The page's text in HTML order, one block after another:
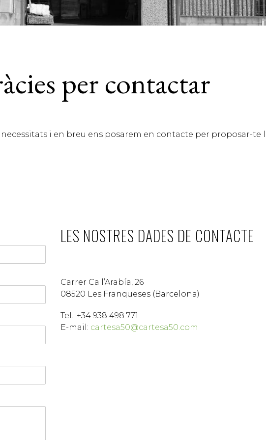
per contactar
i en breu ens posarem en contacte per proposar-te
LES NOSTRES DADES DE CONTACTE
Carrer Ca l’Arabía, 26
08520 Les Franqueses (Barcelona)
Tel.: +34 938 498 771
E-mail: cartesa50@cartesa50.com